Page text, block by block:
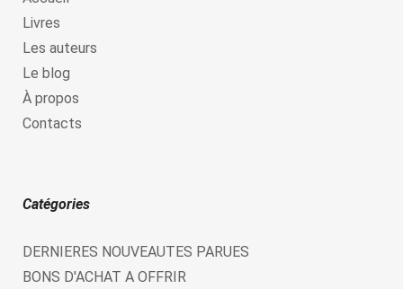
Livres
Les auteurs
Le blog
À propos
Contacts
Catégories
DERNIERES NOUVEAUTES PARUES
BONS D'ACHAT A OFFRIR